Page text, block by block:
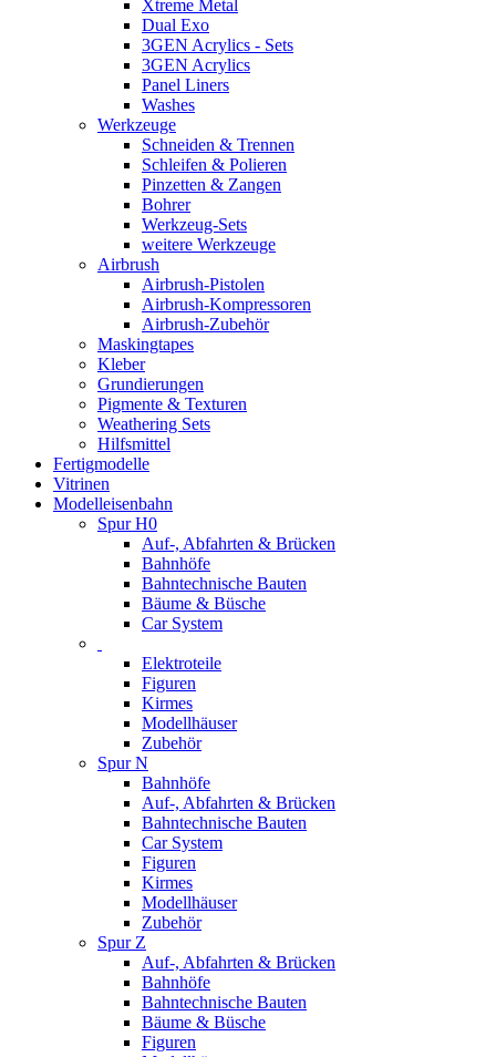
Xtreme Metal
Dual Exo
3GEN Acrylics - Sets
3GEN Acrylics
Panel Liners
Washes
Werkzeuge
Schneiden & Trennen
Schleifen & Polieren
Pinzetten & Zangen
Bohrer
Werkzeug-Sets
weitere Werkzeuge
Airbrush
Airbrush-Pistolen
Airbrush-Kompressoren
Airbrush-Zubehör
Maskingtapes
Kleber
Grundierungen
Pigmente & Texturen
Weathering Sets
Hilfsmittel
Fertigmodelle
Vitrinen
Modelleisenbahn
Spur H0
Auf-, Abfahrten & Brücken
Bahnhöfe
Bahntechnische Bauten
Bäume & Büsche
Car System
Elektroteile
Figuren
Kirmes
Modellhäuser
Zubehör
Spur N
Bahnhöfe
Auf-, Abfahrten & Brücken
Bahntechnische Bauten
Car System
Figuren
Kirmes
Modellhäuser
Zubehör
Spur Z
Auf-, Abfahrten & Brücken
Bahnhöfe
Bahntechnische Bauten
Bäume & Büsche
Figuren